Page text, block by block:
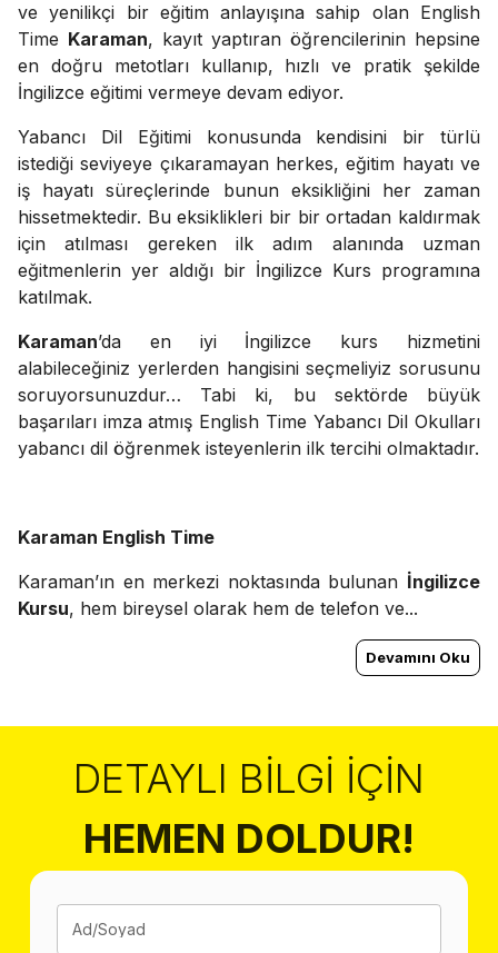
ve yenilikçi bir eğitim anlayışına sahip olan English
Time Karaman, kayıt yaptıran öğrencilerinin hepsine
en doğru metotları kullanıp, hızlı ve pratik şekilde
İngilizce eğitimi vermeye devam ediyor.
Yabancı Dil Eğitimi konusunda kendisini bir türlü
istediği seviyeye çıkaramayan herkes, eğitim hayatı ve
iş hayatı süreçlerinde bunun eksikliğini her zaman
hissetmektedir. Bu eksiklikleri bir bir ortadan kaldırmak
için atılması gereken ilk adım alanında uzman
eğitmenlerin yer aldığı bir İngilizce Kurs programına
katılmak.
Karaman’da en iyi İngilizce kurs hizmetini
alabileceğiniz yerlerden hangisini seçmeliyiz sorusunu
soruyorsunuzdur… Tabi ki, bu sektörde büyük
başarıları imza atmış English Time Yabancı Dil Okulları
yabancı dil öğrenmek isteyenlerin ilk tercihi olmaktadır.
Karaman English Time
Karaman’ın en merkezi noktasında bulunan İngilizce
Kursu, hem bireysel olarak hem de telefon ve...
Devamını Oku
DETAYLI BILGI İÇIN
HEMEN DOLDUR!
Ad/Soyad